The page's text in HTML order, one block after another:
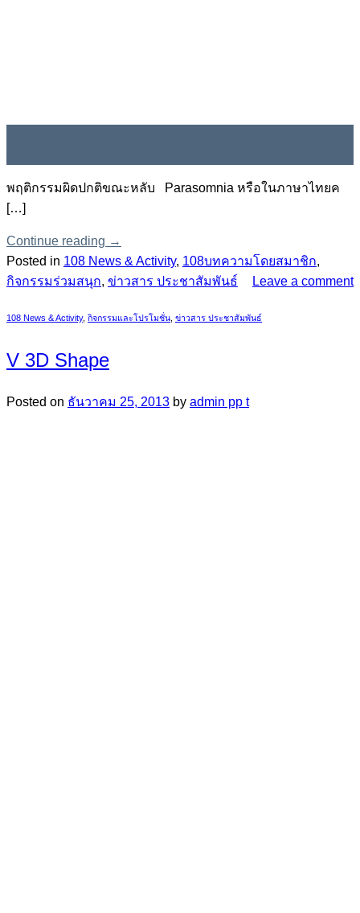
พฤติกรรมผิดปกติขณะหลับ Parasomnia หรือในภาษาไทยค
[…]
Continue reading →
Posted in 108 News & Activity, 108บทความโดยสมาชิก,
กิจกรรมร่วมสนุก, ข่าวสาร ประชาสัมพันธ์ Leave a comment
108 News & Activity, กิจกรรมและโปรโมชั่น ข่าวสาร ประชาสัมพันธ์
V 3D Shape
Posted on ธันวาคม 25, 2013 by admin pp t